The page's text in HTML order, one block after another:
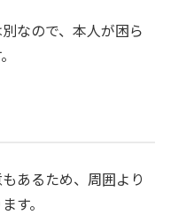
なので、本人が困ら
あるため、周囲より
す。